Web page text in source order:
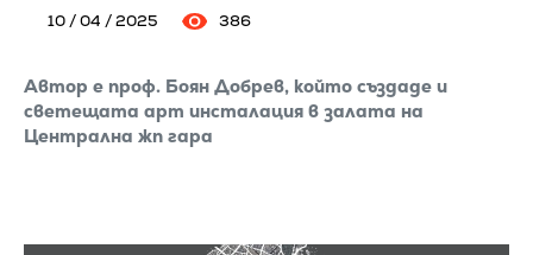
10 / 04 / 2025 386
Автор е проф. Боян Добрев, който създаде и
светещата арт инсталация в залата на
Централна жп гара